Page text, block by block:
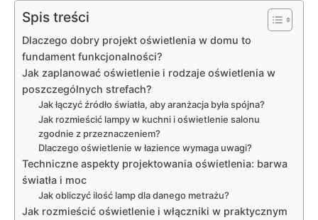
Spis treści
Dlaczego dobry projekt oświetlenia w domu to
fundament funkcjonalności?
Jak zaplanować oświetlenie i rodzaje oświetlenia w
poszczególnych strefach?
Jak łączyć źródło światła, aby aranżacja była spójna?
Jak rozmieścić lampy w kuchni i oświetlenie salonu
zgodnie z przeznaczeniem?
Dlaczego oświetlenie w łazience wymaga uwagi?
Techniczne aspekty projektowania oświetlenia: barwa
światła i moc
Jak obliczyć ilość lamp dla danego metrażu?
Jak rozmieścić oświetlenie i włączniki w praktycznym